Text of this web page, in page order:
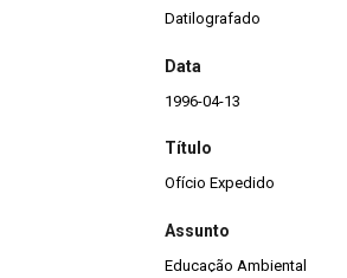
Datilografado
Data
1996-04-13
Título
Ofício Expedido
Assunto
Educação Ambiental